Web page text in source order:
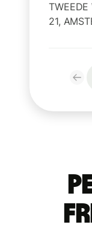
TWEEDE
21,